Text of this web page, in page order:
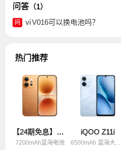
问答 （1）
问 ⅵV016可以换电池吗？
热门推荐
【24期免息】vivo X300 E
7200mAh蓝海电池
iQOO Z11i
6500mAh 蓝海大电池